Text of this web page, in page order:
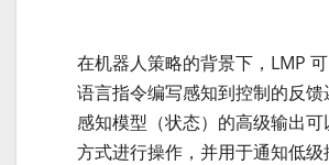
在机器人策略的背景下，LMP
语言指令编写感知到控制的反馈
感知模型（状态）的高级输出可
方式进行操作，并用于通知低级